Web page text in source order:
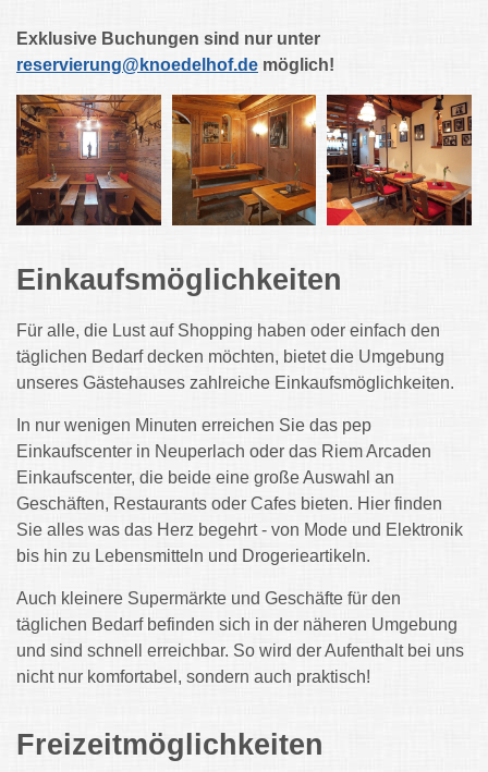
Exklusive Buchungen sind nur unter
reservierung@knoedelhof.de möglich!
Einkaufsmöglichkeiten
Für alle, die Lust auf Shopping haben oder einfach den
täglichen Bedarf decken möchten, bietet die Umgebung
unseres Gästehauses zahlreiche Einkaufsmöglichkeiten.
In nur wenigen Minuten erreichen Sie das pep
Einkaufscenter in Neuperlach oder das Riem Arcaden
Einkaufscenter, die beide eine große Auswahl an
Geschäften, Restaurants oder Cafes bieten. Hier finden
Sie alles was das Herz begehrt - von Mode und Elektronik
bis hin zu Lebensmitteln und Drogerieartikeln.
Auch kleinere Supermärkte und Geschäfte für den
täglichen Bedarf befinden sich in der näheren Umgebung
und sind schnell erreichbar. So wird der Aufenthalt bei uns
nicht nur komfortabel, sondern auch praktisch!
Freizeitmöglichkeiten